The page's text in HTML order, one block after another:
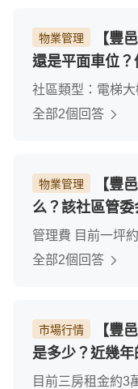
物業管理
【豐
還是平面車位？
社區類型：電梯
全部2個回答
物業管理
【豐
么？該社區管委
管理費 目前一坪
理薪水 及社區清
全部2個回答
市場行情
【豐
是多少？近幾年
目前三房租金約3